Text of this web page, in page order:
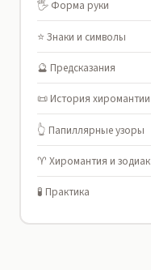
🖐️ Форма руки
⭐ Знаки и символы
🔮 Предсказания
📜 История хиромантии
👆 Папиллярные узоры
♈ Хиромантия и зодиак
🧪 Практика